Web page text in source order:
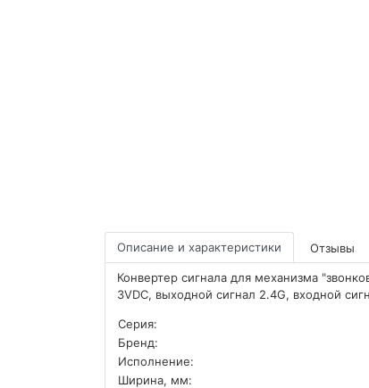
Описание и характеристики Отзывы
Конвертер сигнала для механизма
3VDC, выходной сигнал 2.4G, входной
Серия:
Бренд:
Исполнение:
Ширина, мм: